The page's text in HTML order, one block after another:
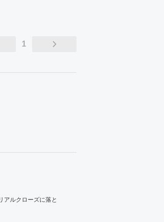
1
アルクローズに落と